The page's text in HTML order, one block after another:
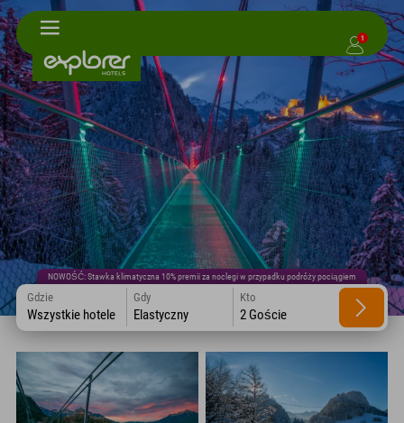
1
NOWOŚĆ: Stawka klimatyczna 10% premii za noclegi w przypadku podróży pociągiem
Gdzie
Wszystkie hotele
Gdy
Elastyczny
Kto
2 Goście